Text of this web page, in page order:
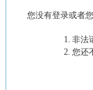
您没有登录或者
非法
您还